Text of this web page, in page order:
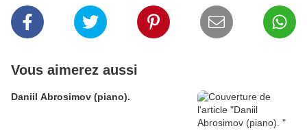
Vous aimerez aussi
Daniil Abrosimov (piano).